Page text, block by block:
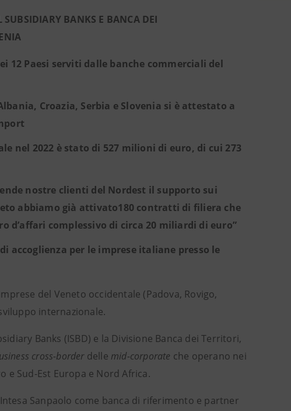
BANKS E BANCA DEI
12 Paesi serviti dalle banche commerciali del
Croazia, Serbia e Slovenia si è attestato a
nel 2022 è stato di 527 milioni di euro, di cui 273
nostre clienti del Nordest il supporto sui
abbiamo già attivato180 contratti di filiera che
d’affari complessivo di circa 20 miliardi di euro”
accoglienza per le imprese italiane presso le
del Veneto occidentale (Padova, Rovigo,
internazionale.
Banks (ISBD) e la Divisione Banca dei Territori,
cross-borderdelle mid-corporate che operano nei
e Sud-Est Europa e Nord Africa.
Sanpaolo come banca di riferimento e partner